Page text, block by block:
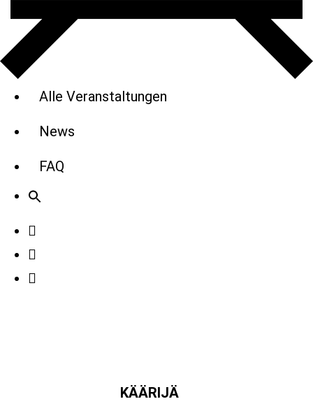
Alle Veranstaltungen
News
FAQ
KÄÄRIJÄ